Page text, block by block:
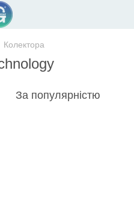
Колектора
За популярністю